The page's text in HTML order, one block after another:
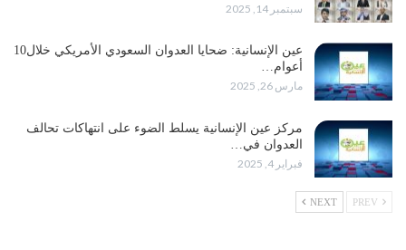
سبتمبر 14, 2025
عين الإنسانية: ضحايا العدوان السعودي الأمريكي خلال10
أعوام…
مارس 26, 2025
مركز عين الإنسانية يسلط الضوء على انتهاكات تحالف
العدوان في…
فبراير 4, 2025
NEXT